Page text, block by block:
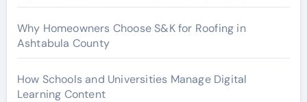
Why Homeowners Choose S&K for Roofing in
Ashtabula County
How Schools and Universities Manage Digital
Learning Content